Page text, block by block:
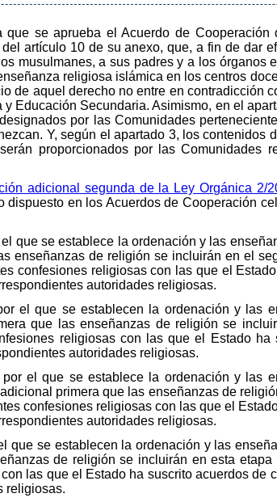
que se aprueba el Acuerdo de
artículo 10 de su anexo, que, a fin de dar
musulmanes, a sus padres y a los órganos
religiosa islámica en los centros
de aquel derecho no entre en contradicción
Educación Secundaria. Asimismo, en el
por las Comunidades
Y, según el apartado 3, los contenidos
proporcionados por las Comunidades
adicional segunda de la Ley Orgánica 2/
en los Acuerdos de Cooperación
el que se establece la ordenación y las
enseñanzas de religión se incluirán en el
confesiones religiosas con las que el
autoridades religiosas.
el que se establecen la ordenación y las
que las enseñanzas de religión se
religiosas con las que el Estado ha
autoridades religiosas.
por el que se establece la ordenación y las
primera que las enseñanzas de
confesiones religiosas con las que el
autoridades religiosas.
que se establecen la ordenación y las
de religión se incluirán en esta
las que el Estado ha suscrito acuerdos de
religiosas.